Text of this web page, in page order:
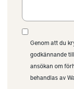
Genom att du
godkännande
ansökan om
behandlas av